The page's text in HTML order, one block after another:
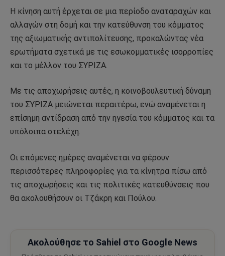
Η κίνηση αυτή έρχεται σε μια περίοδο αναταραχών και
αλλαγών στη δομή και την κατεύθυνση του κόμματος
της αξιωματικής αντιπολίτευσης, προκαλώντας νέα
ερωτήματα σχετικά με τις εσωκομματικές ισορροπίες
και το μέλλον του ΣΥΡΙΖΑ.
Με τις αποχωρήσεις αυτές, η κοινοβουλευτική δύναμη
του ΣΥΡΙΖΑ μειώνεται περαιτέρω, ενώ αναμένεται η
επίσημη αντίδραση από την ηγεσία του κόμματος και τα
υπόλοιπα στελέχη.
Οι επόμενες ημέρες αναμένεται να φέρουν
περισσότερες πληροφορίες για τα κίνητρα πίσω από
τις αποχωρήσεις και τις πολιτικές κατευθύνσεις που
θα ακολουθήσουν οι Τζάκρη και Πούλου.
Ακολούθησε το Sahiel στο Google News